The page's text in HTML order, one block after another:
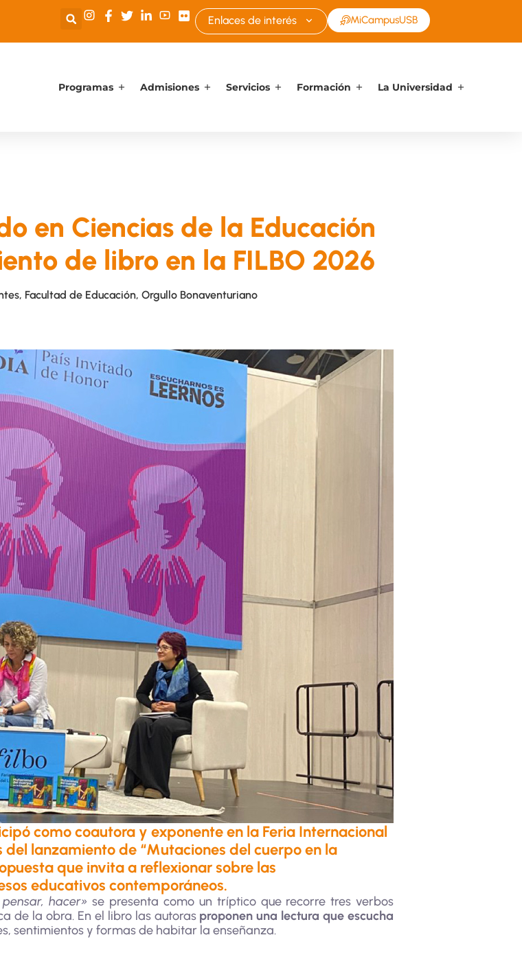
Enlaces de interés MiCampusUSB
Programas Admisiones Servicios Formación La Universidad
en Ciencias de la Educación
de libro en la FILBO 2026
, Facultad de Educación, Orgullo Bonaventuriano
como coautora y exponente en la Feria Internacional
lanzamiento de “Mutaciones del cuerpo en la
que invita a reflexionar sobre las
educativos contemporáneos.
hacer» se presenta como un tríptico que recorre tres verbos
de la obra. En el libro las autoras proponen una lectura que escucha
sentimientos y formas de habitar la enseñanza.